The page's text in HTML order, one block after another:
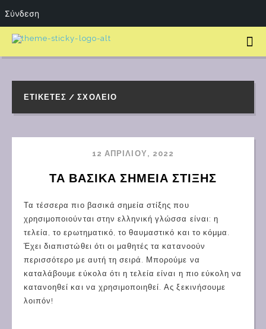
ΕΤΙΚΈΤΕΣ / ΣΧΟΛΕΊΟ
12 ΑΠΡΙΛΊΟΥ, 2022
ΤΑ ΒΑΣΙΚΑ ΣΗΜΕΙΑ ΣΤΙΞΗΣ
Τα τέσσερα πιο βασικά σημεία στίξης που
χρησιμοποιούνται στην ελληνική γλώσσα είναι: η
τελεία, το ερωτηματικό, το θαυμαστικό και το κόμμα.
Έχει διαπιστώθει ότι οι μαθητές τα κατανοούν
περισσότερο με αυτή τη σειρά. Μπορούμε να
καταλάβουμε εύκολα ότι η τελεία είναι η πιο εύκολη να
κατανοηθεί και να χρησιμοποιηθεί. Ας ξεκινήσουμε
λοιπόν!
Σύνδεση